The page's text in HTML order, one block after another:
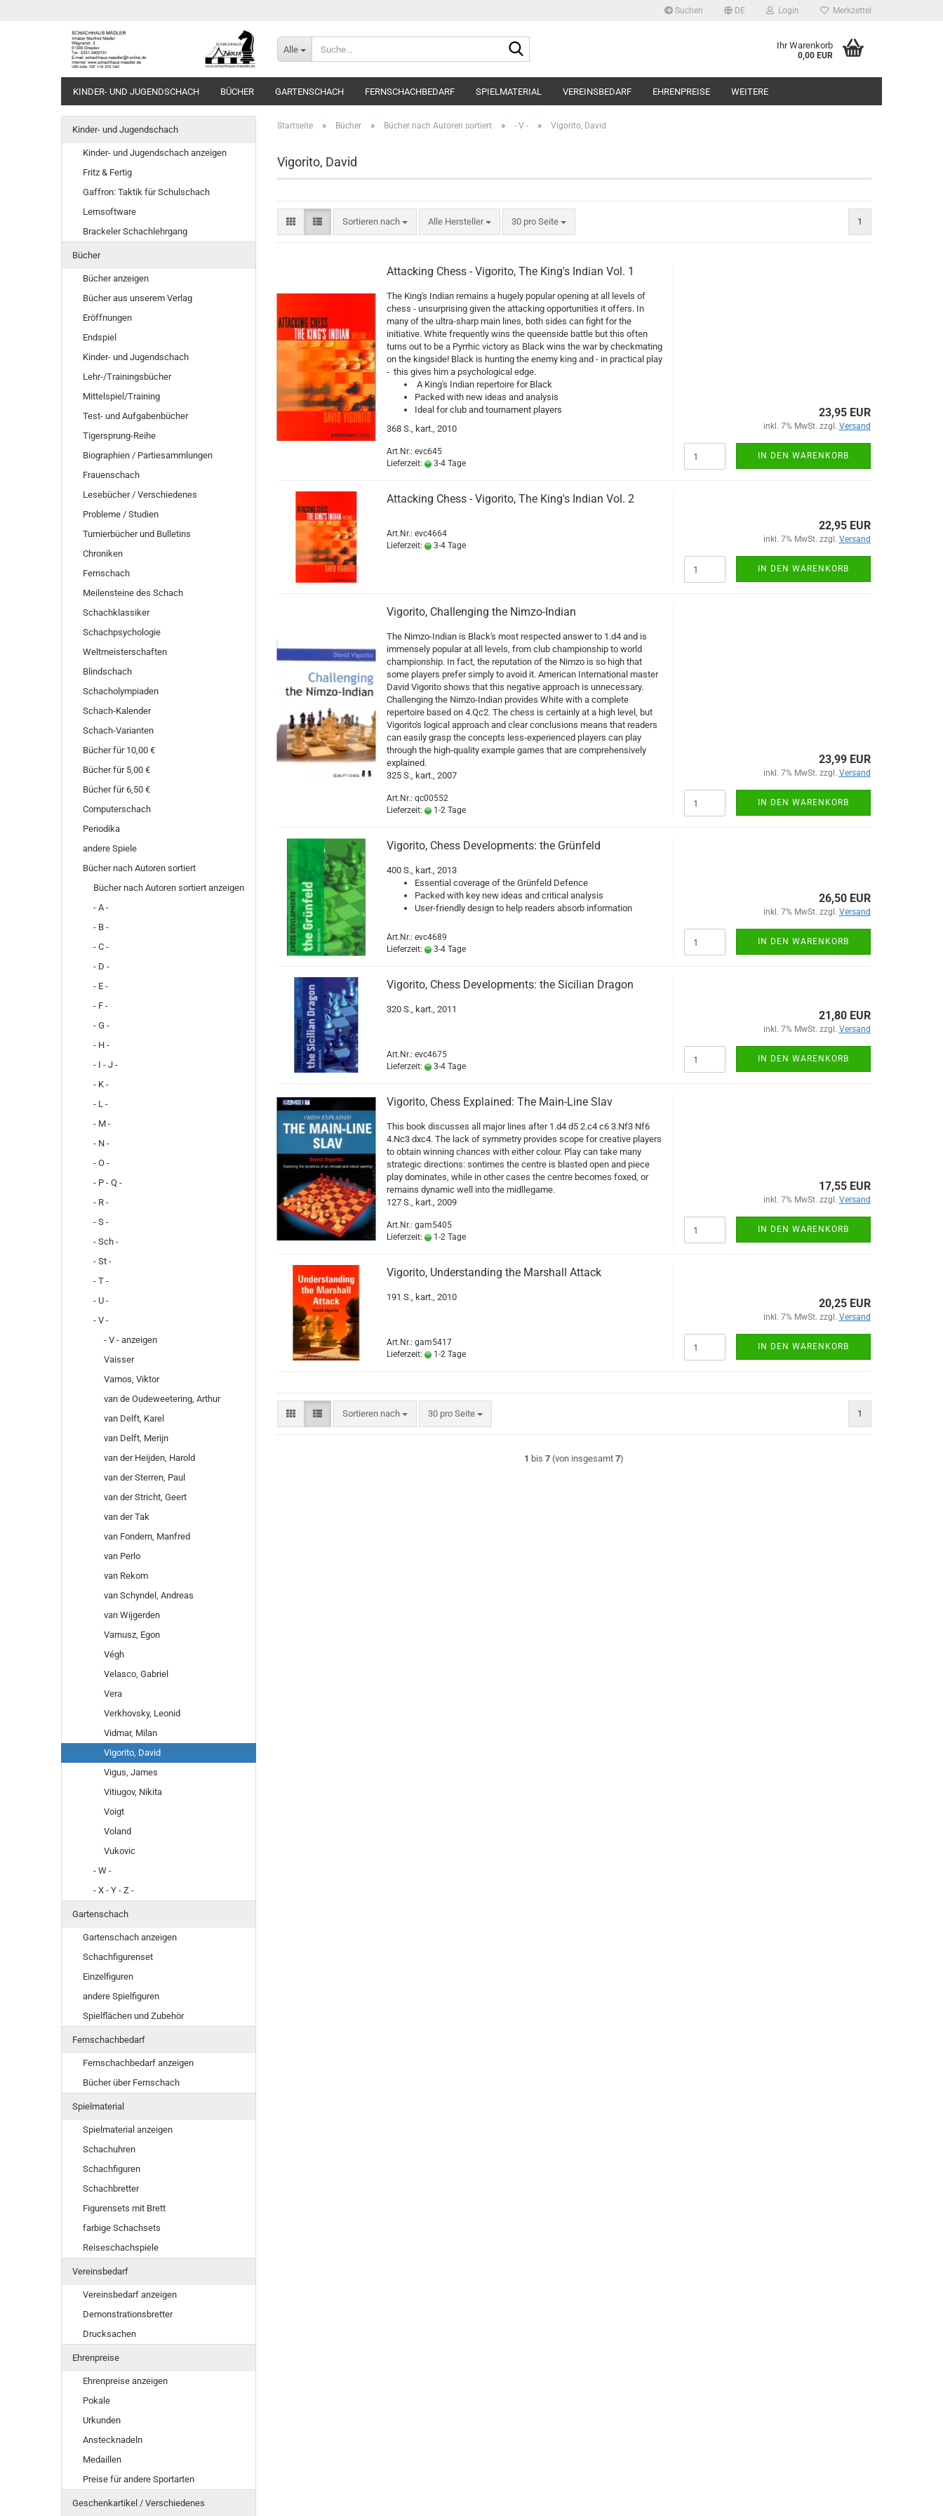
Suchen DE Login Merkzettel
Alle Ihr Warenkorb
0,00 EUR
KINDER- UND JUGENDSCHACH BÜCHER GARTENSCHACH FERNSCHACHBEDARF SPIELMATERIAL VEREINSBEDARF EHRENPREISE WEITERE
Startseite » Bücher » Bücher nach Autoren sortiert » - V - » Vigorito, David
Vigorito, David
Sortieren nach
Sortieren nach Alle Hersteller 30 pro Seite
pro Seite 1
Attacking Chess - Vigorito, The King's Indian Vol. 1
The King's Indian remains a hugely popular opening at all levels of
chess - unsurprising given the attacking opportunities it offers. In
many of the ultra-sharp main lines, both sides can fight for the
initiative. White frequently wins the queenside battle but this often
turns out to be a Pyrrhic victory as Black wins the war by checkmating
on the kingside! Black is hunting the enemy king and - in practical play
- this gives him a psychological edge.
A King's Indian repertoire for Black
Packed with new ideas and analysis
Ideal for club and tournament players
368 S., kart., 2010
Art.Nr.: evc645
Lieferzeit:
3-4 Tage
23,95 EUR
inkl. 7% MwSt. zzgl. Versand
IN DEN WARENKORB
Attacking Chess - Vigorito, The King's Indian Vol. 2
Art.Nr.: evc4664
Lieferzeit:
3-4 Tage
22,95 EUR
inkl. 7% MwSt. zzgl. Versand
IN DEN WARENKORB
Vigorito, Challenging the Nimzo-Indian
The Nimzo-Indian is Black's most respected answer to 1.d4 and is
immensely popular at all levels, from club championship to world
championship. In fact, the reputation of the Nimzo is so high that
some players prefer simply to avoid it. American International master
David Vigorito shows that this negative approach is unnecessary.
Challenging the Nimzo-Indian provides White with a complete
repertoire based on 4.Qc2. The chess is certainly at a high level, but
Vigorito's logical approach and clear conclusions means that readers
can easily grasp the concepts less-experienced players can play
through the high-quality example games that are comprehensively
explained.
325 S., kart., 2007
Art.Nr.: qc00552
Lieferzeit:
1-2 Tage
23,99 EUR
inkl. 7% MwSt. zzgl. Versand
IN DEN WARENKORB
Vigorito, Chess Developments: the Grünfeld
400 S., kart., 2013
Essential coverage of the Grünfeld Defence
Packed with key new ideas and critical analysis
User-friendly design to help readers absorb information
Art.Nr.: evc4689
Lieferzeit:
3-4 Tage
26,50 EUR
inkl. 7% MwSt. zzgl. Versand
IN DEN WARENKORB
Vigorito, Chess Developments: the Sicilian Dragon
320 S., kart., 2011
Art.Nr.: evc4675
Lieferzeit:
3-4 Tage
21,80 EUR
inkl. 7% MwSt. zzgl. Versand
IN DEN WARENKORB
Vigorito, Chess Explained: The Main-Line Slav
This book discusses all major lines after 1.d4 d5 2.c4 c6 3.Nf3 Nf6
4.Nc3 dxc4. The lack of symmetry provides scope for creative players
to obtain winning chances with either colour. Play can take many
strategic directions: sontimes the centre is blasted open and piece
play dominates, while in other cases the centre becomes foxed, or
remains dynamic well into the midllegame.
127 S., kart., 2009
Art.Nr.: gam5405
Lieferzeit:
1-2 Tage
17,55 EUR
inkl. 7% MwSt. zzgl. Versand
IN DEN WARENKORB
Vigorito, Understanding the Marshall Attack
191 S., kart., 2010
Art.Nr.: gam5417
Lieferzeit:
1-2 Tage
20,25 EUR
inkl. 7% MwSt. zzgl. Versand
IN DEN WARENKORB
Sortieren nach
Sortieren nach 30 pro Seite
pro Seite 1
1 bis7 (von insgesamt7)
Kinder- und Jugendschach
Kinder- und Jugendschach anzeigen
Fritz & Fertig
Gaffron: Taktik für Schulschach
Lernsoftware
Brackeler Schachlehrgang
Bücher
Bücher anzeigen
Bücher aus unserem Verlag
Eröffnungen
Endspiel
Kinder- und Jugendschach
Lehr-/Trainingsbücher
Mittelspiel/Training
Test- und Aufgabenbücher
Tigersprung-Reihe
Biographien / Partiesammlungen
Frauenschach
Lesebücher / Verschiedenes
Probleme / Studien
Turnierbücher und Bulletins
Chroniken
Fernschach
Meilensteine des Schach
Schachklassiker
Schachpsychologie
Weltmeisterschaften
Blindschach
Schacholympiaden
Schach-Kalender
Schach-Varianten
Bücher für 10,00 €
Bücher für 5,00 €
Bücher für 6,50 €
Computerschach
Periodika
andere Spiele
Bücher nach Autoren sortiert
Bücher nach Autoren sortiert anzeigen
- A -
- B -
- C -
- D -
- E -
- F -
- G -
- H -
- I - J -
- K -
- L -
- M -
- N -
- O -
- P - Q -
- R -
- S -
- Sch -
- St -
- T -
- U -
- V -
- V - anzeigen
Vaisser
Vamos, Viktor
van de Oudeweetering, Arthur
van Delft, Karel
van Delft, Merijn
van der Heijden, Harold
van der Sterren, Paul
van der Stricht, Geert
van der Tak
van Fondern, Manfred
van Perlo
van Rekom
van Schyndel, Andreas
van Wijgerden
Varnusz, Egon
Végh
Velasco, Gabriel
Vera
Verkhovsky, Leonid
Vidmar, Milan
Vigorito, David
Vigus, James
Vitiugov, Nikita
Voigt
Voland
Vukovic
- W -
- X - Y - Z -
Gartenschach
Gartenschach anzeigen
Schachfigurenset
Einzelfiguren
andere Spielfiguren
Spielflächen und Zubehör
Fernschachbedarf
Fernschachbedarf anzeigen
Bücher über Fernschach
Spielmaterial
Spielmaterial anzeigen
Schachuhren
Schachfiguren
Schachbretter
Figurensets mit Brett
farbige Schachsets
Reiseschachspiele
Vereinsbedarf
Vereinsbedarf anzeigen
Demonstrationsbretter
Drucksachen
Ehrenpreise
Ehrenpreise anzeigen
Pokale
Urkunden
Anstecknadeln
Medaillen
Preise für andere Sportarten
Geschenkartikel / Verschiedenes